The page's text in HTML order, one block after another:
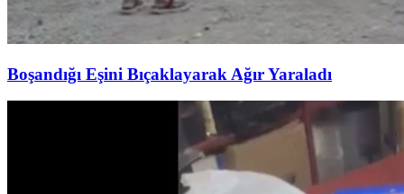
Boşandığı Eşini Bıçaklayarak Ağır Yaraladı